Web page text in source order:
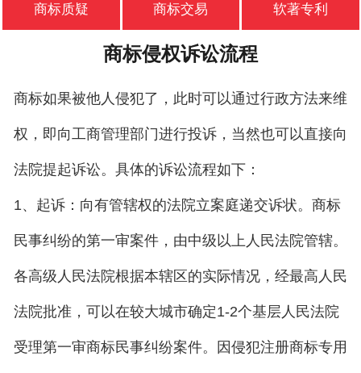
商标质疑 商标交易 软著专利
商标侵权诉讼流程
商标如果被他人侵犯了，此时可以通过行政方法来维
权，即向工商管理部门进行投诉，当然也可以直接向
法院提起诉讼。具体的诉讼流程如下：
1、起诉：向有管辖权的法院立案庭递交诉状。商标
民事纠纷的第一审案件，由中级以上人民法院管辖。
各高级人民法院根据本辖区的实际情况，经最高人民
法院批准，可以在较大城市确定1-2个基层人民法院
受理第一审商标民事纠纷案件。因侵犯注册商标专用